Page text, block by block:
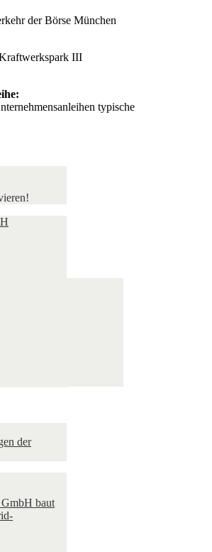
der Börse München
III
typische
baut